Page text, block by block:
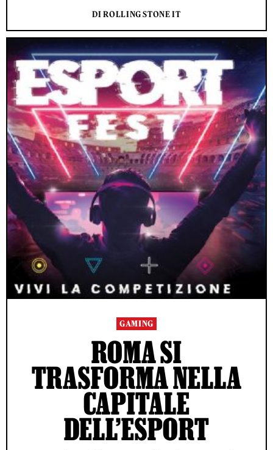
DI ROLLING STONE IT
GAMING
ROMA SI
TRASFORMA NELLA
CAPITALE
DELL’ESPORT